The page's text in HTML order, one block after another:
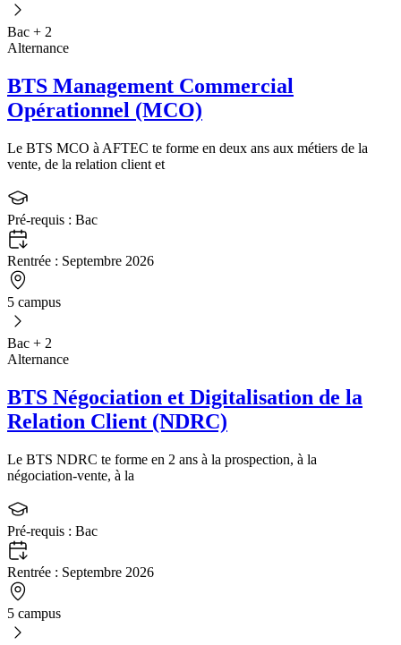
Bac + 2
Alternance
BTS Management Commercial
Opérationnel (MCO)
Le BTS MCO à AFTEC te forme en deux ans aux métiers de la
vente, de la relation client et
Pré-requis : Bac
Rentrée : Septembre 2026
5 campus
Bac + 2
Alternance
BTS Négociation et Digitalisation de la
Relation Client (NDRC)
Le BTS NDRC te forme en 2 ans à la prospection, à la
négociation‑vente, à la
Pré-requis : Bac
Rentrée : Septembre 2026
5 campus